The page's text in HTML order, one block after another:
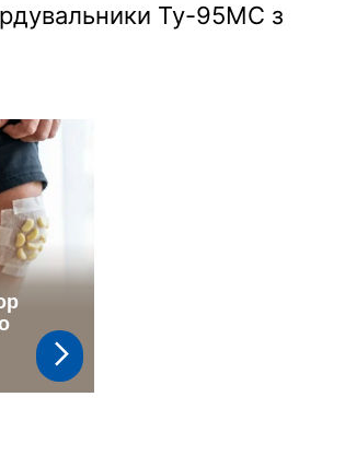
Ту-95МС з